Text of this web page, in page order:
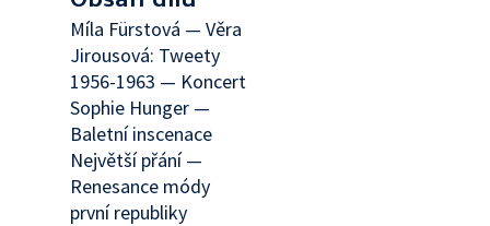
Míla Fürstová — Věra
Jirousová: Tweety
1956-1963 — Koncert
Sophie Hunger —
Baletní inscenace
Největší přání —
Renesance módy
první republiky